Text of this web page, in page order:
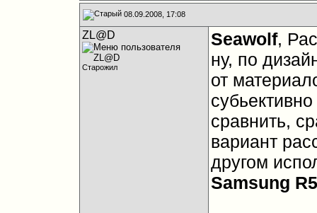
08.09.2008, 17:08
ZL@D
Старожил
Seawolf,
ну, по
от
сравнить,
вариант
другом
Samsung